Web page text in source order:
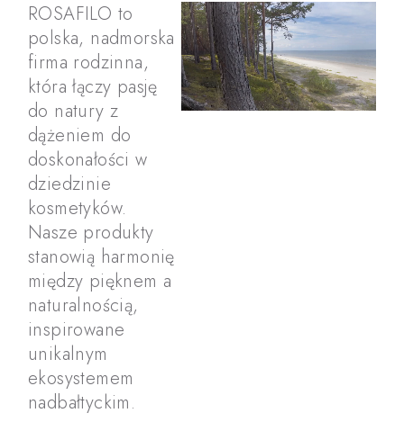
ROSAFILO to
polska, nadmorska
firma rodzinna,
która łączy pasję
do natury z
dążeniem do
doskonałości w
dziedzinie
kosmetyków.
Nasze produkty
stanowią harmonię
między pięknem a
naturalnością,
inspirowane
unikalnym
ekosystemem
nadbałtyckim.